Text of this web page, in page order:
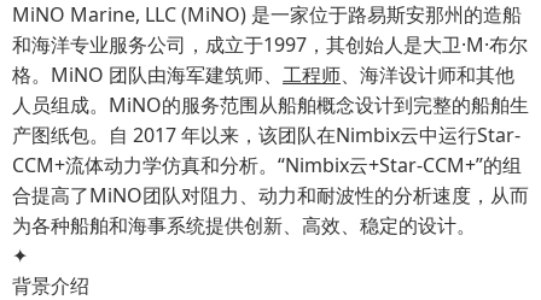
MiNO Marine, LLC (MiNO) 是一家位于路易斯安那州的造船
和海洋专业服务公司，成立于1997，其创始人是大卫·M·布尔
格。MiNO 团队由海军建筑师、 工程师、海洋设计师和其他
人员组成。MiNO的服务范围从船舶概念设计到完整的船舶生
产图纸包。自 2017 年以来，该团队在Nimbix云中运行Star-
CCM+流体动力学仿真和分析。“Nimbix云+Star-CCM+”的组
合提高了MiNO团队对阻力、动力和耐波性的分析速度，从而
为各种船舶和海事系统提供创新、高效、稳定的设计。
✦
背景介绍